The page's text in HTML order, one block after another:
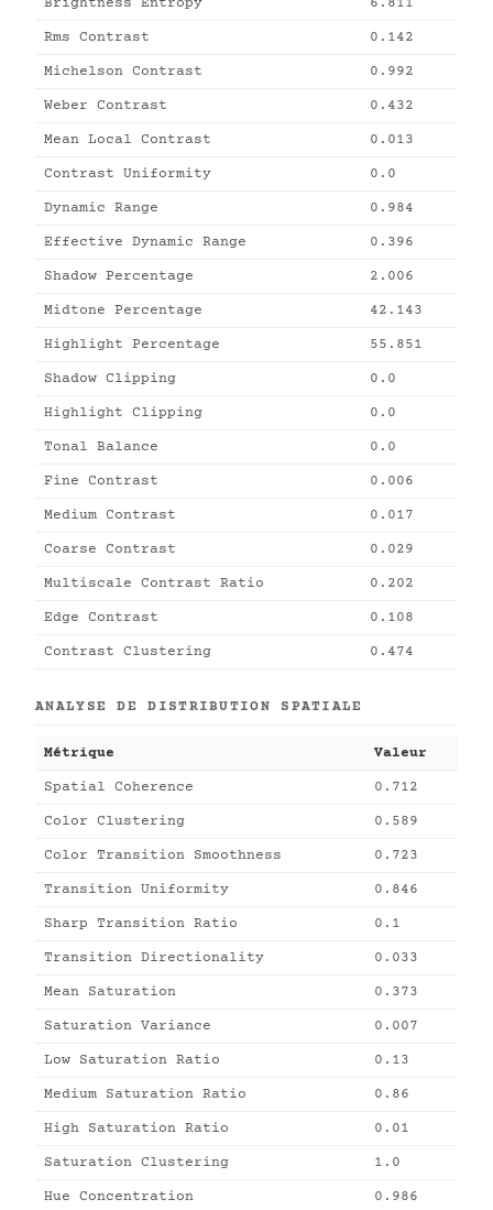
Brightness Entropy 6.811
Rms Contrast 0.142
Michelson Contrast 0.992
Weber Contrast 0.432
Mean Local Contrast 0.013
Contrast Uniformity 0.0
Dynamic Range 0.984
Effective Dynamic Range 0.396
Shadow Percentage 2.006
Midtone Percentage 42.143
Highlight Percentage 55.851
Shadow Clipping 0.0
Highlight Clipping 0.0
Tonal Balance 0.0
Fine Contrast 0.006
Medium Contrast 0.017
Coarse Contrast 0.029
Multiscale Contrast Ratio 0.202
Edge Contrast 0.108
Contrast Clustering 0.474
ANALYSE DE DISTRIBUTION SPATIALE
Métrique Valeur
Spatial Coherence 0.712
Color Clustering 0.589
Color Transition Smoothness 0.723
Transition Uniformity 0.846
Sharp Transition Ratio 0.1
Transition Directionality 0.033
Mean Saturation 0.373
Saturation Variance 0.007
Low Saturation Ratio 0.13
Medium Saturation Ratio 0.86
High Saturation Ratio 0.01
Saturation Clustering 1.0
Hue Concentration 0.986